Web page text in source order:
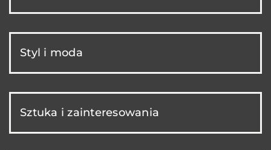
Styl i moda
Sztuka i zainteresowania